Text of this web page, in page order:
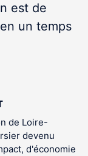
est de
un temps
de Loire-
devenu
d'économie